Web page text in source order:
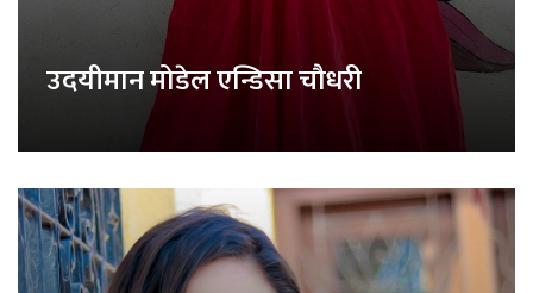
उदयीमान मोडेल एन्डिसा चौधरी